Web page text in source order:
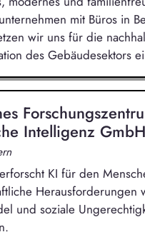
mit Büros in
wir uns für die
des Gebäudesektors
Intelligenz
KI für den
Herausforderungen
und soziale